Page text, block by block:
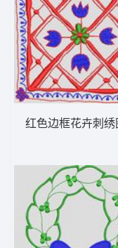
红色边框花卉刺